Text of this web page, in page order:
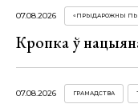
07.08.2026 «ПРЫДАРОЖНЫ
Кропка ў
07.08.2026 ГРАМАДСТВА